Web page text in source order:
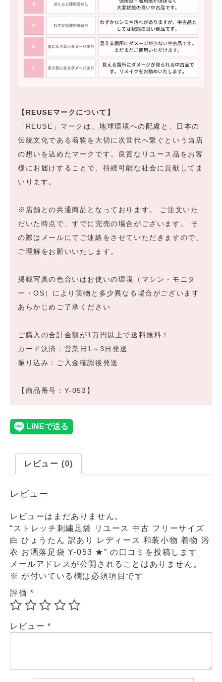
【REUSEマークについて】
「REUSE」マークは、地球環境への配慮と、日本の
伝統文化である着物を大切に次世代へ繋ぐという当店
の想いを込めたマークです。良質なリユース品をお客
様にお届けすることで、持続可能な社会に貢献してま
いります。
※店舗との共通商品となっております。 ご注文いた
だいた時点で、すでに完売の場合がございます。 そ
の際はメールにてご連絡をさせていただきますので、
ご理解をお願いいたします。
掲載写真の色合いはお使いの環境（マシン・モニタ
ー・OS）により実物と多少異なる場合がございます
あらかじめご了承ください
ご購入の合計金額が1万円以上で送料無料！
カード決済：営業日1～3日発送
振り込み：ご入金確認後発送
【商品番号：Y-053】
レビュー (0)
レビュー
レビューはまだありません。
“ストレッチ刺繍足袋 リユース 中古 フリーサイズ
白 ひょうたん 訳あり レディース 和装小物 着物 浴
衣 お洒落足袋 Y-053 ★” の口コミを投稿します
メールアドレスが公開されることはありません。
※ が付いている欄は必須項目です
評価 *
レビュー *